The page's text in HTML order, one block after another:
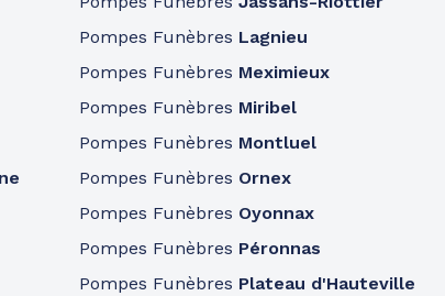
Pompes Funèbres Lagnieu
Pompes Funèbres Meximieux
Pompes Funèbres Miribel
Pompes Funèbres Montluel
Pompes Funèbres Ornex
Pompes Funèbres Oyonnax
Pompes Funèbres Péronnas
Pompes Funèbres Plateau d'Hauteville